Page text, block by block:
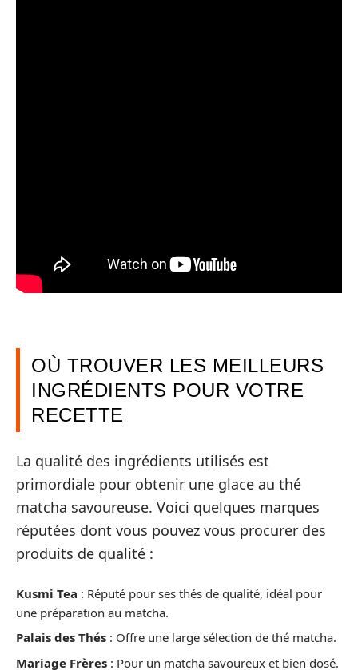
OÙ TROUVER LES MEILLEURS
INGRÉDIENTS POUR VOTRE
RECETTE
La qualité des ingrédients utilisés est
primordiale pour obtenir une glace au thé
matcha savoureuse. Voici quelques marques
réputées dont vous pouvez vous procurer des
produits de qualité :
Kusmi Tea : Réputé pour ses thés de qualité, idéal pour
une préparation au matcha.
Palais des Thés : Offre une large sélection de thé matcha.
Mariage Frères : Pour un matcha savoureux et bien dosé.